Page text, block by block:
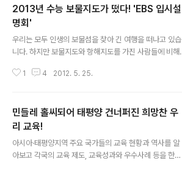
2013년 수능 보물지도가 떴다! 'EBS 입시설
명회'
우리는 모두 인생의 보물섬을 찾아 긴 여행을 떠나고 있습
니다. 하지만 보물지도와 항해지도를 가진 사람들에 비해
이 하게 됩니다. 성인이 될 무렵 인생의 큰 전환점을 주는
남 교육청은 EBS와 MOU(양해각서: 서로에게 일정기간동
안 우선협상권을 부여, 배타적인 협상을 한다는 약속)을 체
결하여 지방학생들에게 입시 정보를 제공하고 있습니다.
지난 5월 12일 진주 국립 경상대학교에서는 2,100여 명의
학생, 학부모, 교사와 교육청 관계자들이 참석하여 EBS 대
1 4 2012. 5. 25.
민들레 홀씨되어 태평양 건너퍼진 희망찬 우
리 교육!
아시아·태평양지역 주요 국가들의 교육 현황과 역사를 알
아보고 각국의 교육 제도, 교육성과와 우수사례 등을 한눈